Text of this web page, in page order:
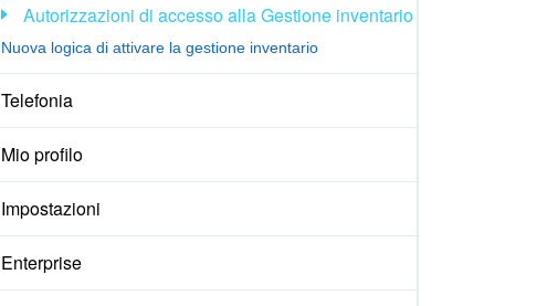
Autorizzazioni di accesso alla Gestione inventario
Nuova logica di attivare la gestione inventario
Telefonia
Mio profilo
Impostazioni
Enterprise